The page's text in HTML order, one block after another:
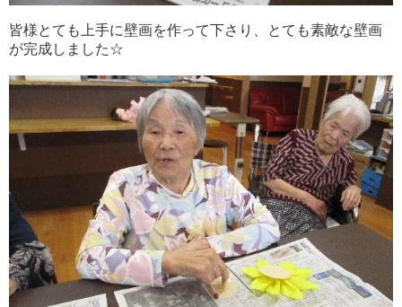
皆様とても上手に壁画を作って下さり、とても素敵な壁画
が完成しました☆